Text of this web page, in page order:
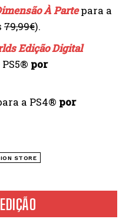
À Parte para a
79,99€).
Edição Digital
por
a PS4® por
STORE